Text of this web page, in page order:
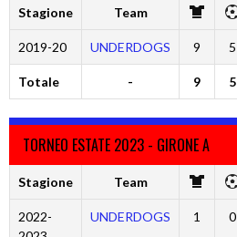
Stagione Team
2019-20 UNDERDOGS 9 5
Totale - 9 5
TORNEO ESTATE 2023 - GIRONE A
Stagione Team
2022-
UNDERDOGS 1 0